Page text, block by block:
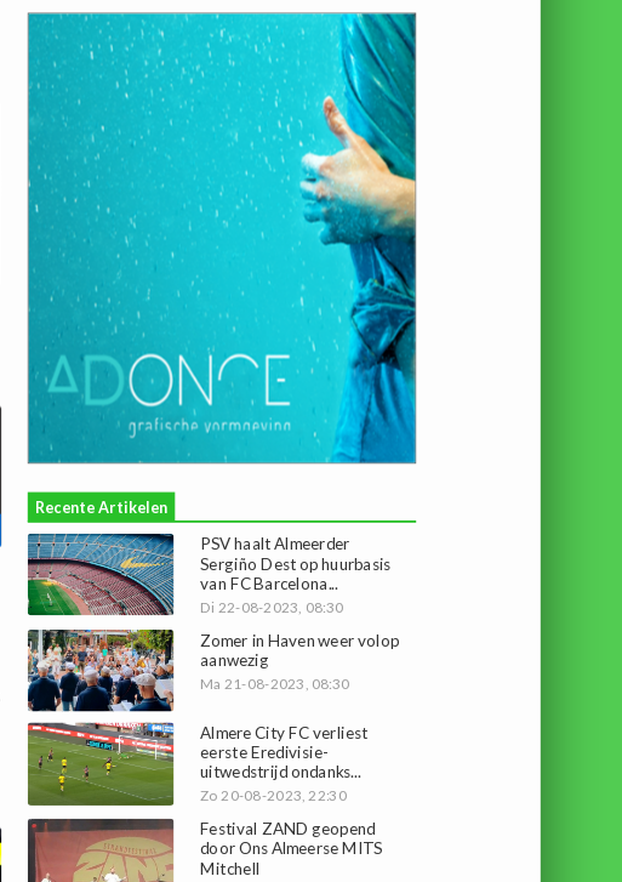
Recente Artikelen
PSV haalt Almeerder
Sergiño Dest op huurbasis
van FC Barcelona...
Di 22-08-2023, 08:30
Zomer in Haven weer volop
aanwezig
Ma 21-08-2023, 08:30
Almere City FC verliest
eerste Eredivisie-
uitwedstrijd ondanks...
Zo 20-08-2023, 22:30
Festival ZAND geopend
door Ons Almeerse MITS
Mitchell